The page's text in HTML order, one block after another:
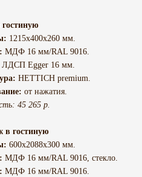
1215х400х260 мм.
МДФ 16 мм/RAL 9016.
ЛДСП Egger 16 мм.
HETTICH premium.
от нажатия.
45 265 р.
в гостиную
600х2088х300 мм.
МДФ 16 мм/RAL 9016, стекло.
МДФ 16 мм/RAL 9016.